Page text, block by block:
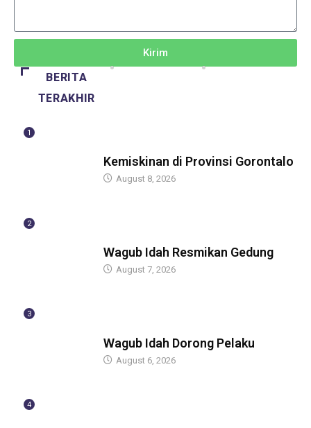
Kirim
BERITA
TERAKHIR
1
Kemiskinan di Provinsi Gorontalo
August 8, 2026
2
Wagub Idah Resmikan Gedung
August 7, 2026
3
Wagub Idah Dorong Pelaku
August 6, 2026
4